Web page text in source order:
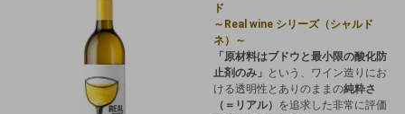
ド
～Real wine シリーズ（シャルド
ネ）～
「原材料はブドウと最小限の酸化防
止剤のみ」 という、ワイン造りにお
ける透明性とありのままの純粋さ
（＝リアル） を追求した非常に評価